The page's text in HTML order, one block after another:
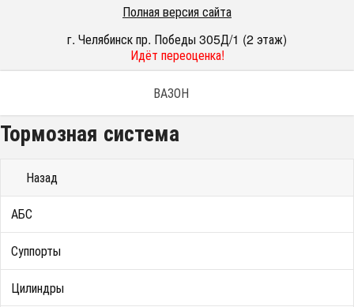
Полная версия сайта
г. Челябинск пр. Победы 305Д/1 (2 этаж)
Идёт переоценка!
ВАЗОН
Тормозная система
Назад
АБС
Суппорты
Цилиндры